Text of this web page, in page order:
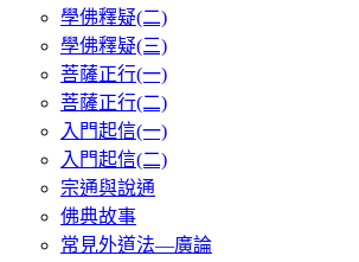
學佛釋疑(二)
學佛釋疑(三)
菩薩正行(一)
菩薩正行(二)
入門起信(一)
入門起信(二)
宗通與說通
佛典故事
常見外道法—廣論